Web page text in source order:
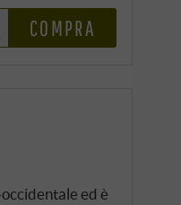
COMPRA
ed è